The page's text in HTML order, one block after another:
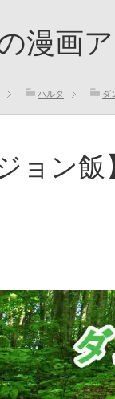
漫画
ハルタ ダ
ョン